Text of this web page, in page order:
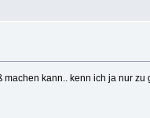
kann.. kenn ich ja nur zu